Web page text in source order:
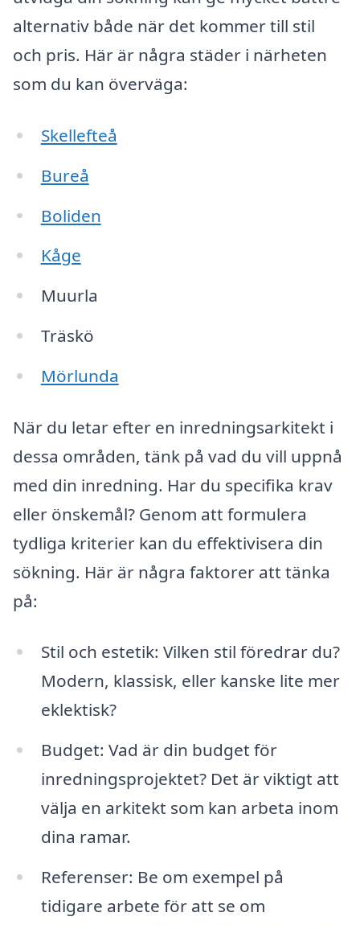
alternativ både när det kommer till stil
och pris. Här är några städer i närheten
som du kan överväga:
Skellefteå
Bureå
Boliden
Kåge
Muurla
Träskö
Mörlunda
När du letar efter en inredningsarkitekt i
dessa områden, tänk på vad du vill uppnå
med din inredning. Har du specifika krav
eller önskemål? Genom att formulera
tydliga kriterier kan du effektivisera din
sökning. Här är några faktorer att tänka
på:
Stil och estetik: Vilken stil föredrar du?
Modern, klassisk, eller kanske lite mer
eklektisk?
Budget: Vad är din budget för
inredningsprojektet? Det är viktigt att
välja en arkitekt som kan arbeta inom
dina ramar.
Referenser: Be om exempel på
tidigare arbete för att se om